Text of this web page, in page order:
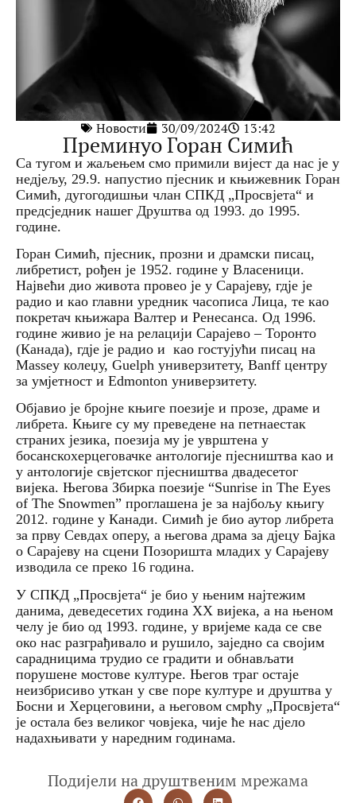
Новости 30/09/2024 13:42
Преминуо Горан Симић
Са тугом и жаљењем смо примили вијест да нас је у
недјељу, 29.9. напустио пјесник и књижевник Горан
Симић, дугогодишњи члан СПКД „Просвјета“ и
предсједник нашег Друштва од 1993. до 1995.
године.
Горан Симић, пјесник, прозни и драмски писац,
либретист, рођен је 1952. године у Власеници.
Највећи дио живота провео је у Сарајеву, гдје је
радио и као главни уредник часописа Лица, те као
покретач књижара Валтер и Ренесанса. Од 1996.
године живио је на релацији Сарајево – Торонто
(Канада), гдје је радио и као гостујући писац на
Massey колеџу, Guelph универзитету, Banff центру
за умјетност и Edmonton универзитету.
Објавио је бројне књиге поезије и прозе, драме и
либрета. Књиге су му преведене на петнаестак
страних језика, поезија му је уврштена у
босанскохерцеговачке антологије пјесништва као и
у антологије свјетског пјесништва двадесетог
вијека. Његова Збирка поезије “Sunrise in The Eyes
of The Snowmen” проглашена је за најбољу књигу
2012. године у Канади. Симић је био аутор либрета
за прву Севдах оперу, а његова драма за дјецу Бајка
о Сарајеву на сцени Позоришта младих у Сарајеву
изводила се преко 16 година.
У СПКД „Просвјета“ је био у њеним најтежим
данима, деведесетих година XX вијека, а на њеном
челу је био од 1993. године, у вријеме када се све
око нас разграђивало и рушило, заједно са својим
сарадницима трудио се градити и обнављати
порушене мостове културе. Његов траг остаје
неизбрисиво уткан у све поре културе и друштва у
Босни и Херцеговини, а његовом смрћу „Просвјета“
је остала без великог човјека, чије ће нас дјело
надахњивати у наредним годинама.
Подијели на друштвеним мрежама